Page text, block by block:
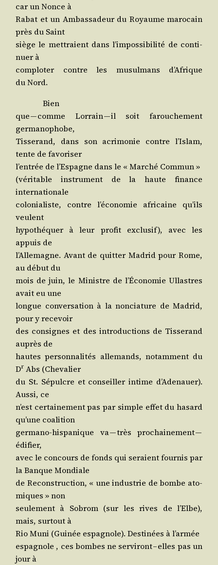
car un Nonce à
Rabat et un Ambas­sa­deur du Royaume maro­cain
près du Saint
siège le met­traient dans l’im­pos­si­bi­li­té de conti­
nuer à
com­plo­ter contre les musul­mans d’A­frique
du Nord.
Bien
que — comme Lor­rain — il soit farou­che­ment
germanophobe,
Tis­se­rand, dans son acri­mo­nie contre l’Is­lam,
tente de favoriser
l’en­trée de l’Es­pagne dans le « Mar­ché Commun »
(véri­table ins­tru­ment de la haute finance
internationale
colo­nia­liste, contre l’é­co­no­mie afri­caine qu’ils
veulent
hypo­thé­quer à leur pro­fit exclu­sif), avec les
appuis de
l’Al­le­magne. Avant de quit­ter Madrid pour Rome,
au début du
mois de juin, le Ministre de l’É­co­no­mie Ullastres
avait eu une
longue conver­sa­tion à la non­cia­ture de Madrid,
pour y recevoir
des consignes et des intro­duc­tions de Tis­se­rand
auprès de
hautes per­son­na­li­tés alle­mands, notam­ment du
Dr Abs (Che­va­lier
du St. Sépulcre et conseiller intime d’A­de­nauer).
Aus­si, ce
n’est cer­tai­ne­ment pas par simple effet du hasard
qu’une coalition
ger­ma­no-his­pa­nique va — très pro­chai­ne­ment —
édifier,
avec le concours de fonds qui seraient four­nis par
la Banque Mondiale
de Recons­truc­tion, « une indus­trie de bombe ato­
miques » non
seule­ment à Sobrom (sur les rives de l’Elbe),
mais, sur­tout à
Rio Muni (Gui­née espa­gnole). Des­ti­nées à l’armée
espa­gnole , ces bombes ne ser­vi­ront – elles pas un
jour à